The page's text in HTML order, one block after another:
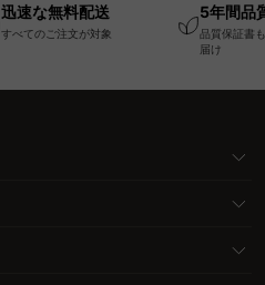
迅速な無料配送
すべてのご注文が対象
5年間品
品質保証書
届け